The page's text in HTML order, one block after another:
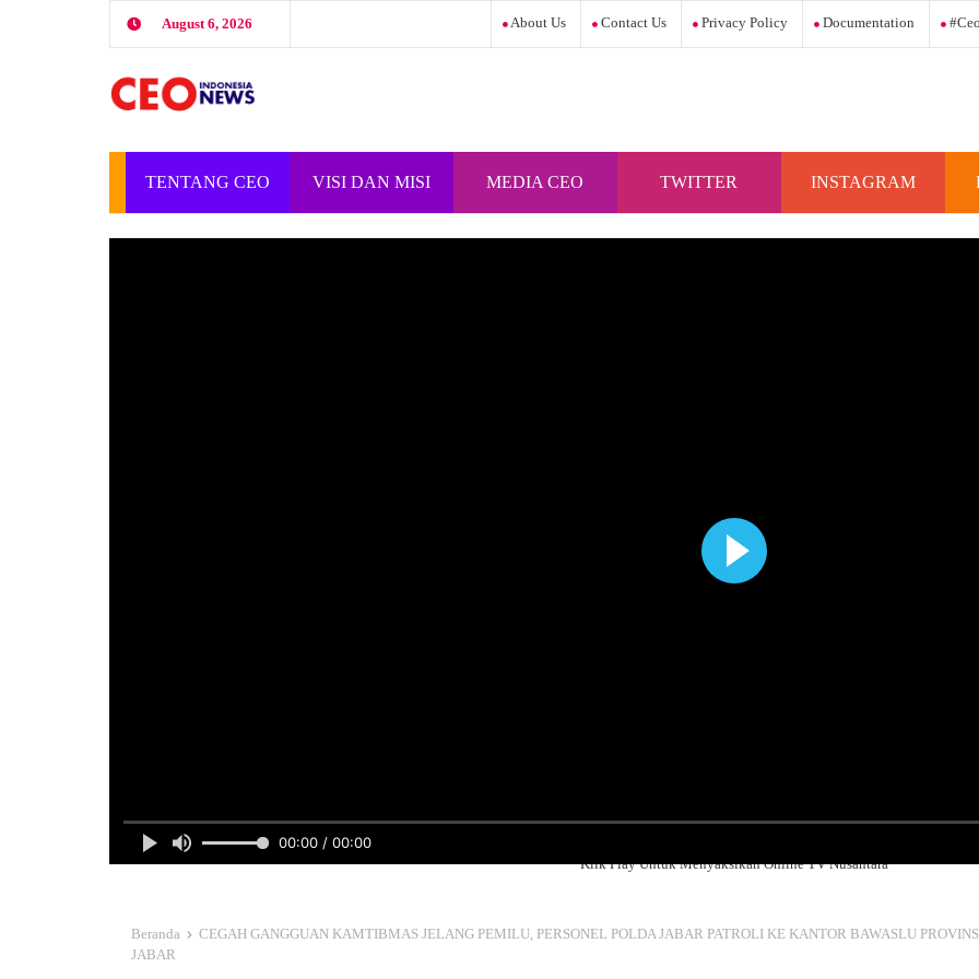
August 6, 2026 About Us Contact Us Privacy Policy Documentation
TENTANG CEO
INDONESIA
VISI DAN MISI
CEO INDONESIA
MEDIA CEO
INDONESIA
TWITTER INSTAGRAM
00:00 / 00:00
Klik Play Untuk Menyaksikan Online TV Nusantara
Beranda
CEGAH GANGGUAN KAMTIBMAS JELANG PEMILU, PERSONEL POLDA JABAR PATROLI KE KANTOR BAWASLU
JABAR